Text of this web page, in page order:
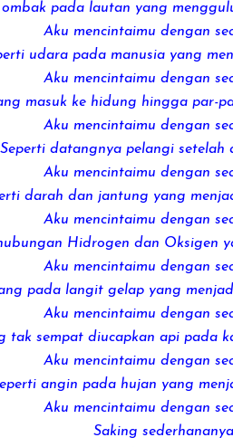
pada lautan yang
Aku mencintaimu dengan
udara pada manusia yang
Aku mencintaimu dengan
masuk ke hidung hingga par-
Aku mencintaimu dengan
Seperti datangnya pelangi setelah
Aku mencintaimu dengan
darah dan jantung yang
Aku mencintaimu dengan
Hidrogen dan Oksigen
Aku mencintaimu dengan
pada langit gelap yang
Aku mencintaimu dengan
tak sempat diucapkan api pada
Aku mencintaimu dengan
angin pada hujan yang
Aku mencintaimu dengan
Saking sederhananya